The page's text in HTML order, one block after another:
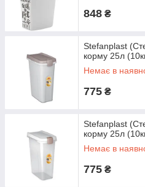
848 ₴
Stefanplast
корму 25л
Немає в
775 ₴
Stefanplast
корму 25л
Немає в
775 ₴